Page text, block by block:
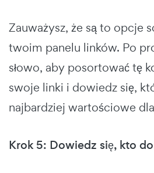
Zauważysz, że są to opcje
twoim panelu linków. Po
słowo, aby posortować tę
swoje linki i dowiedz się,
najbardziej wartościowe
Krok 5: Dowiedz się, kto